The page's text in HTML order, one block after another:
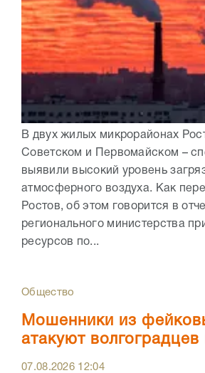
В двух жилых микрорайонах
Советском и Первомайском –
выявили высокий уровень
атмосферного воздуха. Как
Ростов, об этом говорится в
регионального министерства
ресурсов по...
Общество
Мошенники из
атакуют
07.08.2026 12:04